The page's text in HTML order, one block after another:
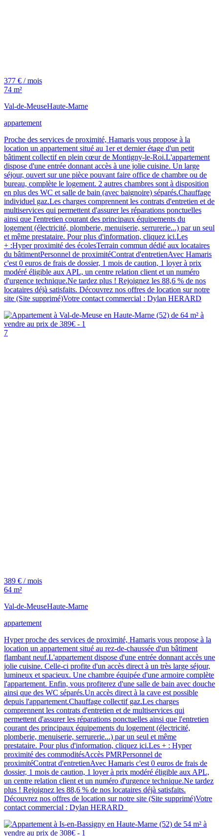
377 € / mois
74 m²
Val-de-MeuseHaute-Marne
appartement
Proche des services de proximité, Hamaris vous propose à la
location un appartement situé au 1er et dernier étage d'un petit
bâtiment collectif en plein cœur de Montigny-le-Roi.L'appartement
dispose d'une entrée donnant accès à une jolie cuisine. Un large
séjour, ouvert sur une pièce pouvant faire office de chambre ou de
bureau, complète le logement. 2 autres chambres sont à disposition
en plus des WC et salle de bain (avec baignoire) séparés.Chauffage
individuel gaz.Les charges comprennent les contrats d'entretien et de
multiservices qui permettent d'assurer les réparations ponctuelles
ainsi que l'entretien courant des principaux équipements du
logement (électricité, plomberie, menuiserie, serrurerie...) par un seul
et même prestataire. Pour plus d'information, cliquez ici.Les
+ :Hyper proximité des écolesTerrain commun dédié aux locataires
du bâtimentPersonnel de proximitéContrat d'entretienAvec Hamaris
c'est 0 euros de frais de dossier, 1 mois de caution, 1 loyer à prix
modéré éligible aux APL, un centre relation client et un numéro
d'urgence technique.Ne tardez plus ! Rejoignez les 88,6 % de nos
locataires déjà satisfaits. Découvrez nos offres de location sur notre
site (Site supprimé)Votre contact commercial : Dylan HERARD
7
389 € / mois
64 m²
Val-de-MeuseHaute-Marne
appartement
Hyper proche des services de proximité, Hamaris vous propose à la
location un appartement situé au rez-de-chaussée d'un bâtiment
flambant neuf.L'appartement dispose d'une entrée donnant accès une
jolie cuisine. Celle-ci profite d'un accès direct à un très large séjour,
lumineux et spacieux. Une chambre équipée d'une armoire complète
l'appartement. Enfin, vous profiterez d'une salle de bain avec douche
ainsi que des WC séparés.Un accès direct à la cave est possible
depuis l'appartement.Chauffage collectif gaz.Les charges
comprennent les contrats d'entretien et de multiservices qui
permettent d'assurer les réparations ponctuelles ainsi que l'entretien
courant des principaux équipements du logement (électricité,
plomberie, menuiserie, serrurerie...) par un seul et même
prestataire. Pour plus d'information, cliquez ici.Les + : Hyper
proximité des commoditésAccès PMRPersonnel de
proximitéContrat d'entretienAvec Hamaris c'est 0 euros de frais de
dossier, 1 mois de caution, 1 loyer à prix modéré éligible aux APL,
un centre relation client et un numéro d'urgence technique.Ne tardez
plus ! Rejoignez les 88,6 % de nos locataires déjà satisfaits.
Découvrez nos offres de location sur notre site (Site supprimé)Votre
contact commercial : Dylan HERARD